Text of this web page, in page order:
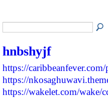
hnbshyjf
https://
https://
https://wakelet.com/